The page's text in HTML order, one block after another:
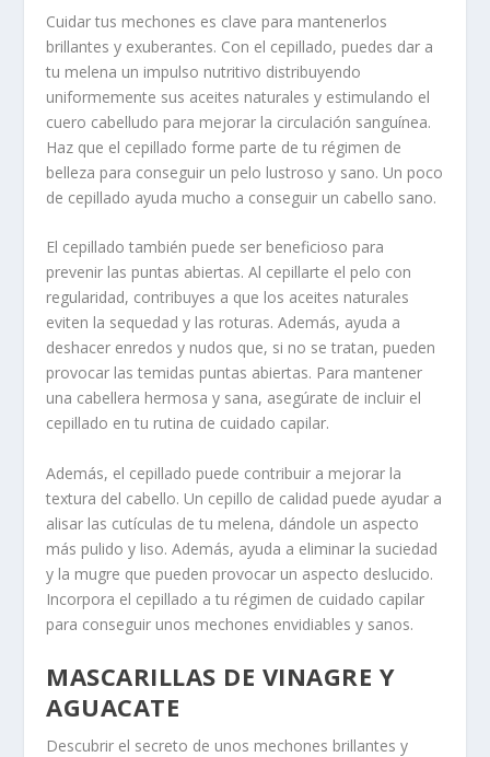
Cuidar tus mechones es clave para mantenerlos
brillantes y exuberantes. Con el cepillado, puedes dar a
tu melena un impulso nutritivo distribuyendo
uniformemente sus aceites naturales y estimulando el
cuero cabelludo para mejorar la circulación sanguínea.
Haz que el cepillado forme parte de tu régimen de
belleza para conseguir un pelo lustroso y sano. Un poco
de cepillado ayuda mucho a conseguir un cabello sano.
El cepillado también puede ser beneficioso para
prevenir las puntas abiertas. Al cepillarte el pelo con
regularidad, contribuyes a que los aceites naturales
eviten la sequedad y las roturas. Además, ayuda a
deshacer enredos y nudos que, si no se tratan, pueden
provocar las temidas puntas abiertas. Para mantener
una cabellera hermosa y sana, asegúrate de incluir el
cepillado en tu rutina de cuidado capilar.
Además, el cepillado puede contribuir a mejorar la
textura del cabello. Un cepillo de calidad puede ayudar a
alisar las cutículas de tu melena, dándole un aspecto
más pulido y liso. Además, ayuda a eliminar la suciedad
y la mugre que pueden provocar un aspecto deslucido.
Incorpora el cepillado a tu régimen de cuidado capilar
para conseguir unos mechones envidiables y sanos.
MASCARILLAS DE VINAGRE Y
AGUACATE
Descubrir el secreto de unos mechones brillantes y